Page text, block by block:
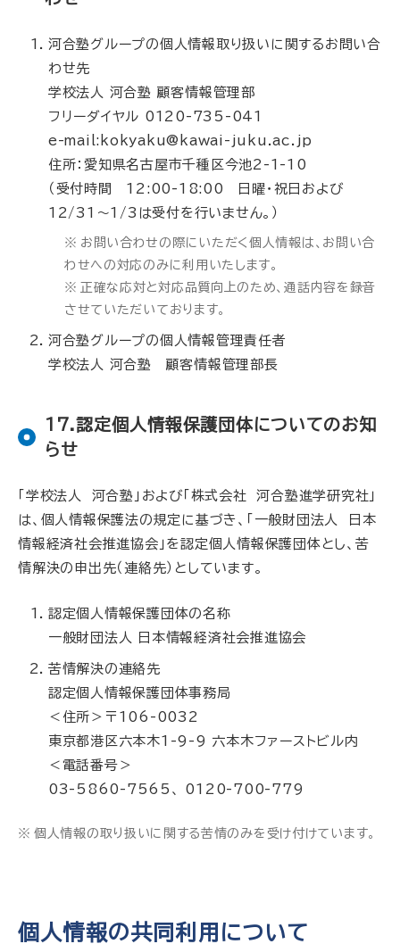
河合塾グループの個人情報取り扱いに関するお問い合
わせ先
学校法人 河合塾 顧客情報管理部
フリーダイヤル 0120-735-041
e-mail:kokyaku@kawai-juku.ac.jp
住所：愛知県名古屋市千種区今池2-1-10
（受付時間 12:00-18:00 日曜・祝日および
12/31～1/3は受付を行いません。）
お問い合わせの際にいただく個人情報は、お問い合
わせへの対応のみに利用いたします。
正確な応対と対応品質向上のため、通話内容を録音
させていただいております。
河合塾グループの個人情報管理責任者
学校法人 河合塾 顧客情報管理部長
17.認定個人情報保護団体についてのお知
らせ
「学校法人 河合塾」および「株式会社 河合塾進学研究社」
は、個人情報保護法の規定に基づき、「一般財団法人 日本
情報経済社会推進協会」を認定個人情報保護団体とし、苦
情解決の申出先（連絡先）としています。
認定個人情報保護団体の名称
一般財団法人 日本情報経済社会推進協会
苦情解決の連絡先
認定個人情報保護団体事務局
＜住所＞〒106-0032
東京都港区六本木1-9-9 六本木ファーストビル内
＜電話番号＞
03-5860-7565、 0120-700-779
個人情報の取り扱いに関する苦情のみを受け付けています。
個人情報の共同利用について